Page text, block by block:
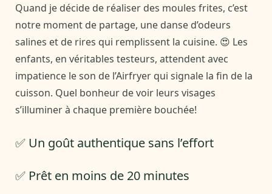
Quand je décide de réaliser des moules frites, c’est
notre moment de partage, une danse d’odeurs
salines et de rires qui remplissent la cuisine. 😍 Les
enfants, en véritables testeurs, attendent avec
impatience le son de l’Airfryer qui signale la fin de la
cuisson. Quel bonheur de voir leurs visages
s’illuminer à chaque première bouchée!
✅ Un goût authentique sans l’effort
✅ Prêt en moins de 20 minutes